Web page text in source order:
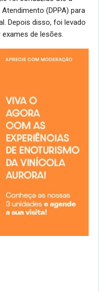
(DPPA) para
Depois disso, foi levado
de lesões.